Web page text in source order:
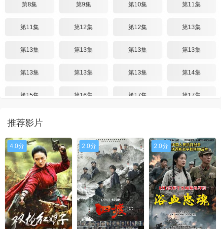
第8集 第9集 第10集 第11集
第11集 第12集 第12集 第13集
第13集 第13集 第13集 第13集
第13集 第13集 第13集 第14集
第15集 第16集 第17集 第17集
第17集
第18集 第18集 第19集 第19集
第19集 第19集 第19集 第19集
第19集 第19集 第19集 第19集
第19集 第19集 第20集 第20集
推荐影片
4.0分 2.0分 2.0分